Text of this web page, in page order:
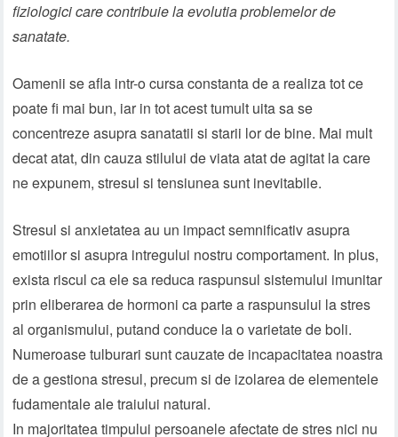
fiziologici care contribuie la evolutia problemelor de
sanatate.
Oamenii se afla intr-o cursa constanta de a realiza tot ce
poate fi mai bun, iar in tot acest tumult uita sa se
concentreze asupra sanatatii si starii lor de bine. Mai mult
decat atat, din cauza stilului de viata atat de agitat la care
ne expunem, stresul si tensiunea sunt inevitabile.
Stresul si anxietatea au un impact semnificativ asupra
emotiilor si asupra intregului nostru comportament. In plus,
exista riscul ca ele sa reduca raspunsul sistemului imunitar
prin eliberarea de hormoni ca parte a raspunsului la stres
al organismului, putand conduce la o varietate de boli.
Numeroase tulburari sunt cauzate de incapacitatea noastra
de a gestiona stresul, precum si de izolarea de elementele
fudamentale ale traiului natural.
In majoritatea timpului persoanele afectate de stres nici nu